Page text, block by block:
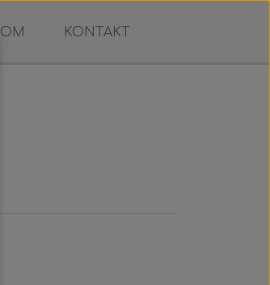
OM KONTAKT